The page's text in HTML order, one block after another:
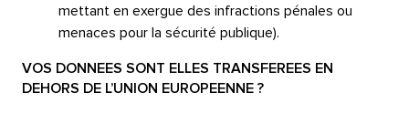
mettant en exergue des infractions pénales ou
menaces pour la sécurité publique).
VOS DONNEES SONT ELLES TRANSFEREES EN
DEHORS DE L’UNION EUROPEENNE ?